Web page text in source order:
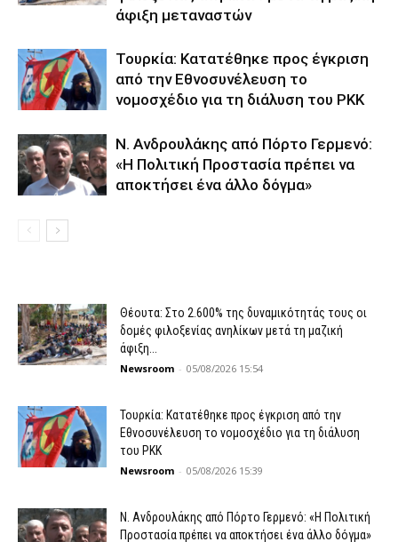
άφιξη μεταναστών
Τουρκία: Κατατέθηκε προς έγκριση
από την Εθνοσυνέλευση το
νομοσχέδιο για τη διάλυση του PKK
N. Ανδρουλάκης από Πόρτο Γερμενό:
«Η Πολιτική Προστασία πρέπει να
αποκτήσει ένα άλλο δόγμα»
Θέουτα: Στο 2.600% της δυναμικότητάς τους οι
δομές φιλοξενίας ανηλίκων μετά τη μαζική
άφιξη...
Newsroom - 05/08/2026 15:54
Τουρκία: Κατατέθηκε προς έγκριση από την
Εθνοσυνέλευση το νομοσχέδιο για τη διάλυση
του PKK
Newsroom - 05/08/2026 15:39
N. Ανδρουλάκης από Πόρτο Γερμενό: «Η Πολιτική
Προστασία πρέπει να αποκτήσει ένα άλλο δόγμα»